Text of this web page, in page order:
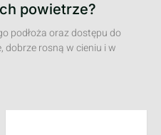
powietrze?
podłoża oraz dostępu do
dobrze rosną w cieniu i w